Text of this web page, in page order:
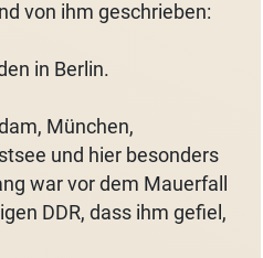
von ihm geschrieben:
in Berlin.
München,
und hier besonders
war vor dem Mauerfall
DDR, dass ihm gefiel,